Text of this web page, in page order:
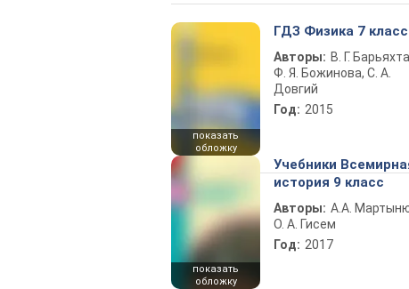
показать
обложку
ГДЗ Физика 7 класс
Авторы: В. Г.
Ф. Я. Божинова, С. А.
Довгий
Год: 2015
показать
обложку
Учебники
история 9 класс
Авторы: А.А.
О. А. Гисем
Год: 2017